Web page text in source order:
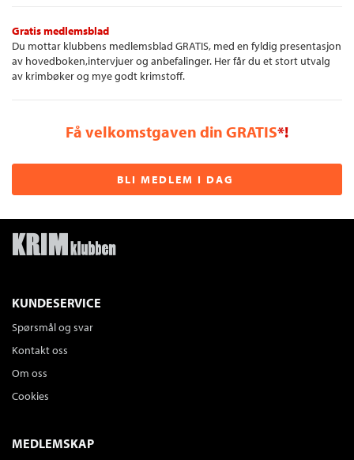
Gratis medlemsblad
Du mottar klubbens medlemsblad GRATIS, med en fyldig presentasjon
av hovedboken,intervjuer og anbefalinger. Her får du et stort utvalg
av krimbøker og mye godt krimstoff.
Få velkomstgaven din GRATIS*!
BLI MEDLEM I DAG
KUNDESERVICE
Spørsmål og svar
Kontakt oss
Om oss
Cookies
MEDLEMSKAP